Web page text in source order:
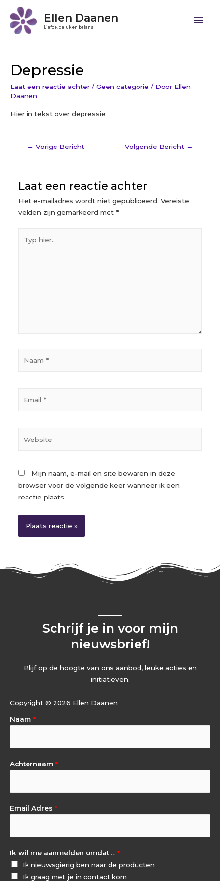
Ellen Daanen
Liefde, geluk en balans
Depressie
Laat een reactie achter /Geen categorie / Door Ellen
Daanen
Hier in tekst over depressie
← Vorige Bericht Volgende Bericht →
Laat een reactie achter
Het e-mailadres wordt niet gepubliceerd. Vereiste
velden zijn gemarkeerd met *
Mijn naam, e-mail en site bewaren in deze
browser voor de volgende keer wanneer ik een
reactie plaats.
Schrijf je in voor mijn
nieuwsbrief!
Blijf op de hoogte van ons aanbod, leuke acties en
initiatieven.
Copyright © 2026 Ellen Daanen
Naam *
Achternaam *
Email Adres *
Ik wil me aanmelden omdat… *
Ik nieuwsgierig ben naar de producten
Ik graag met je in contact kom